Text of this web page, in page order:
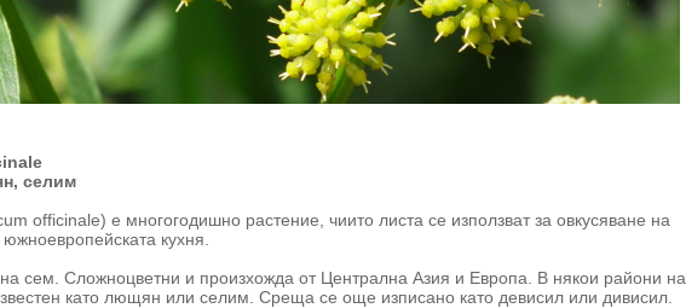
селим
officinale) е многогодишно растение, чиито листа се използват за овкусяване на
кухня.
сем. Сложноцветни и произхожда от Централна Азия и Европа. В някои райони на
като лющян или селим. Среща се още изписано като девисил или дивисил.